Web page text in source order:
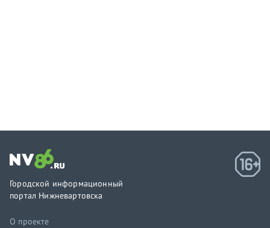
Городской информационный
портал Нижневартовска
О проекте